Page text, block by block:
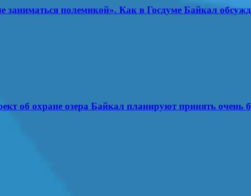
заниматься полемикой». Как в Госдуме Байкал
об охране озера Байкал планируют принять очень